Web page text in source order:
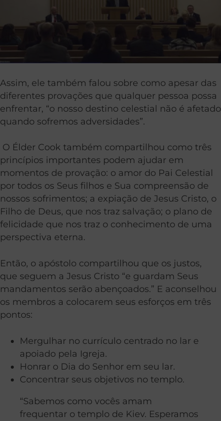
Assim, ele também falou sobre como apesar das
diferentes provações que qualquer pessoa possa
enfrentar, “o nosso destino celestial não é afetado
quando sofremos adversidades”.
O Élder Cook também compartilhou como três
princípios importantes podem ajudar em
momentos de provação: o amor do Pai Celestial
por todos os Seus filhos e Sua compreensão de
nossos sofrimentos; a expiação de Jesus Cristo, o
Filho de Deus, que nos traz salvação; o plano de
felicidade que nos traz o conhecimento de uma
perspectiva eterna.
Então, o apóstolo compartilhou que os justos,
que seguem a Jesus Cristo “e guardam Seus
mandamentos serão abençoados.” E aconselhou
os membros a colocarem seus esforços em três
pontos:
Mergulhar no currículo centrado no lar e
apoiado pela Igreja.
Honrar o Dia do Senhor em seu lar.
Concentrar seus objetivos no templo.
“Sabemos como vocês amam
frequentar o templo de Kiev. Esperamos